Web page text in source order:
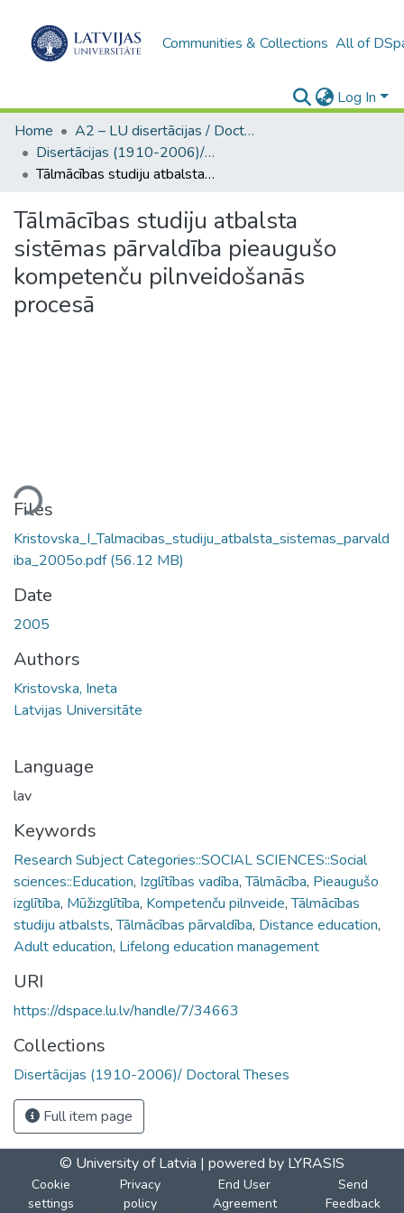
Communities & Collections All of
Log In
Home
A2 – LU disertācijas / Doctoral theses UL
Disertācijas (1910-2006)/ Doctoral Theses
Tālmācības studiju atbalsta sistēmas pārvaldība pieaugušo kompetenču pilnveidošanās procesā
Tālmācības studiju atbalsta
sistēmas pārvaldība pieaugušo
kompetenču pilnveidošanās
procesā
Files
Kristovska_I_Talmacibas_studiju_atbalsta_sistemas_parvald
iba_2005o.pdf(56.12 MB)
Date
2005
Authors
Kristovska, Ineta
Latvijas Universitāte
Language
lav
Keywords
Research Subject Categories::SOCIAL SCIENCES::Social
sciences::Education, Izglītības vadība,Tālmācība, Pieaugušo
izglītība, Mūžizglītība, Kompetenču pilnveide,Tālmācības
studiju atbalsts,Tālmācības pārvaldība, Distance education,
Adult education, Lifelong education management
URI
https://dspace.lu.lv/handle/7/34663
Collections
Disertācijas (1910-2006)/ Doctoral Theses
Full item page
© University of Latvia | powered by LYRASIS
Cookie
settings
Privacy
policy
End User
Agreement
Send
Feedback